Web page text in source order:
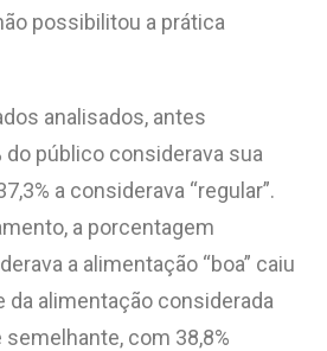
possibilitou a prática
analisados, antes
do público considerava sua
a considerava “regular”.
a porcentagem
a alimentação “boa” caiu
da alimentação considerada
semelhante, com 38,8%